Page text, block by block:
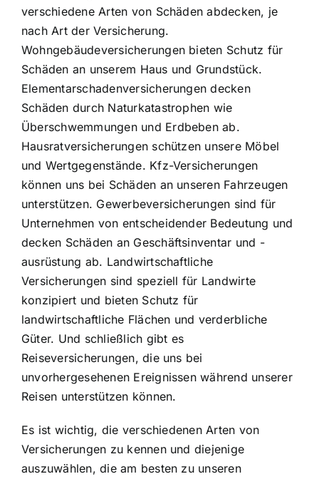
verschiedene Arten von Schäden abdecken, je
nach Art der Versicherung.
Wohngebäudeversicherungen bieten Schutz für
Schäden an unserem Haus und Grundstück.
Elementarschadenversicherungen decken
Schäden durch Naturkatastrophen wie
Überschwemmungen und Erdbeben ab.
Hausratversicherungen schützen unsere Möbel
und Wertgegenstände. Kfz-Versicherungen
können uns bei Schäden an unseren Fahrzeugen
unterstützen. Gewerbeversicherungen sind für
Unternehmen von entscheidender Bedeutung und
decken Schäden an Geschäftsinventar und -
ausrüstung ab. Landwirtschaftliche
Versicherungen sind speziell für Landwirte
konzipiert und bieten Schutz für
landwirtschaftliche Flächen und verderbliche
Güter. Und schließlich gibt es
Reiseversicherungen, die uns bei
unvorhergesehenen Ereignissen während unserer
Reisen unterstützen können.
Es ist wichtig, die verschiedenen Arten von
Versicherungen zu kennen und diejenige
auszuwählen, die am besten zu unseren